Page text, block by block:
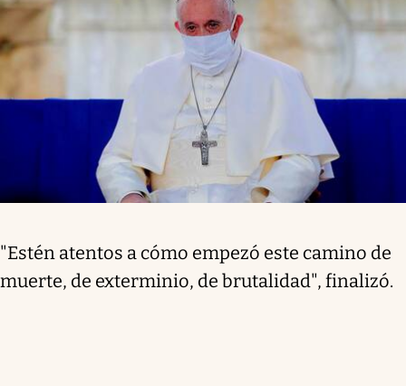
"Estén atentos a cómo empezó este camino de
muerte, de exterminio, de brutalidad", finalizó.